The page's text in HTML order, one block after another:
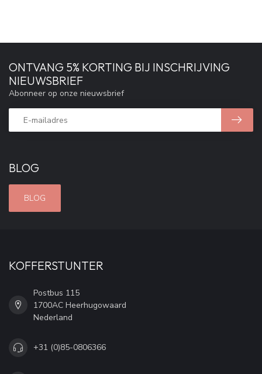
BLOG
BLOG
ONTVANG 5% KORTING BIJ INSCHRIJVING
NIEUWSBRIEF
Abonneer op onze nieuwsbrief
KOFFERSTUNTER
Postbus 115
1700AC Heerhugowaard
Nederland
+31 (0)85-0806366